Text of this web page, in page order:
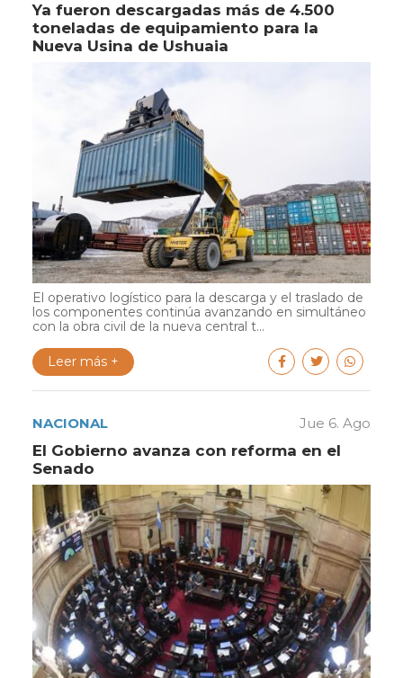
Ya fueron descargadas más de 4.500
toneladas de equipamiento para la
Nueva Usina de Ushuaia
El operativo logístico para la descarga y el traslado de
los componentes continúa avanzando en simultáneo
con la obra civil de la nueva central t...
Leer más +
NACIONAL Jue 6. Ago
El Gobierno avanza con reforma en el
Senado